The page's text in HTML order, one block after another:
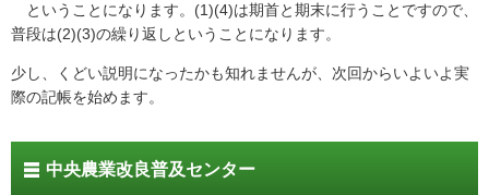
ということになります。(1)(4)は期首と期末に行うことですので、
普段は(2)(3)の繰り返しということになります。
少し、くどい説明になったかも知れませんが、次回からいよいよ実
際の記帳を始めます。
中央農業改良普及センター